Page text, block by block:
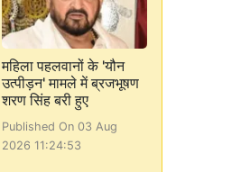
महिला पहलवानों के 'यौन
उत्पीड़न' मामले में ब्रजभूषण
शरण सिंह बरी हुए
Published On 03 Aug
2026 11:24:53